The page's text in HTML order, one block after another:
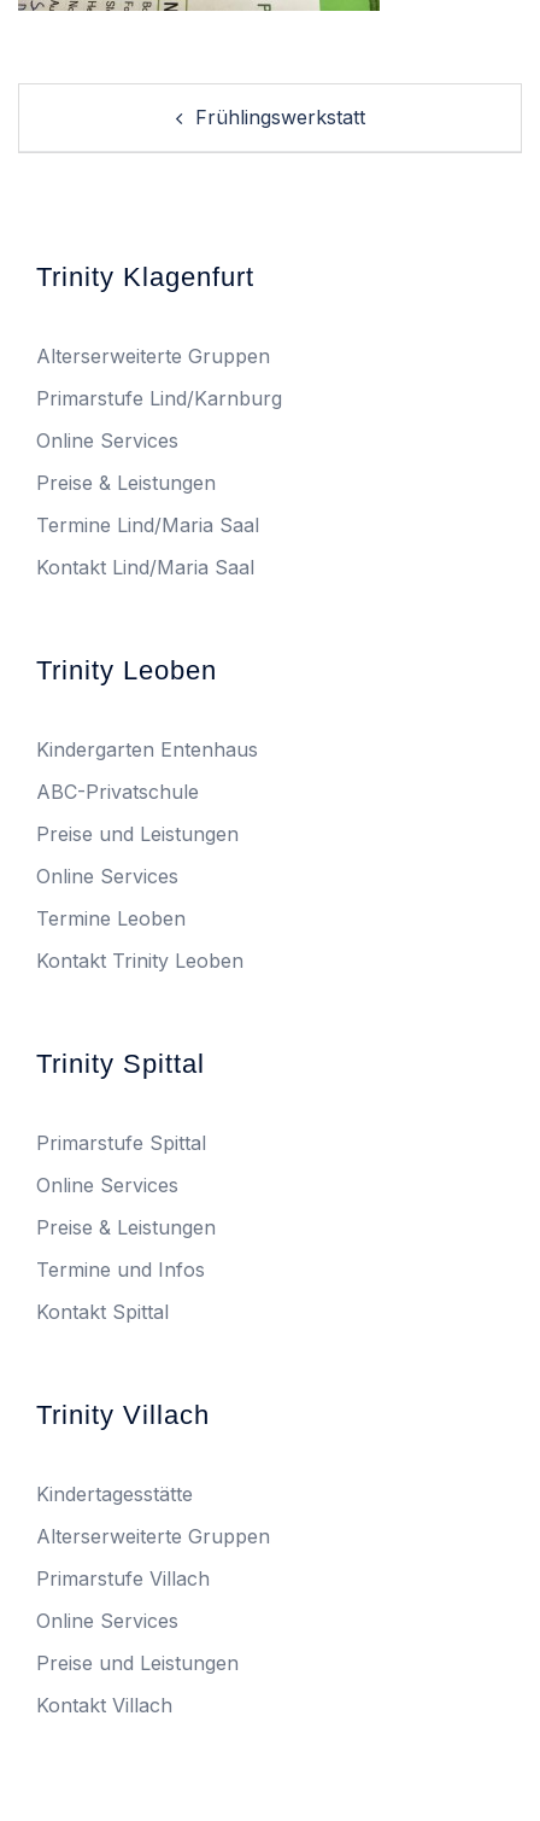
Frühlingswerkstatt
Trinity Klagenfurt
Alterserweiterte Gruppen
Primarstufe Lind/Karnburg
Online Services
Preise & Leistungen
Termine Lind/Maria Saal
Kontakt Lind/Maria Saal
Trinity Leoben
Kindergarten Entenhaus
ABC-Privatschule
Preise und Leistungen
Online Services
Termine Leoben
Kontakt Trinity Leoben
Trinity Spittal
Primarstufe Spittal
Online Services
Preise & Leistungen
Termine und Infos
Kontakt Spittal
Trinity Villach
Kindertagesstätte
Alterserweiterte Gruppen
Primarstufe Villach
Online Services
Preise und Leistungen
Kontakt Villach